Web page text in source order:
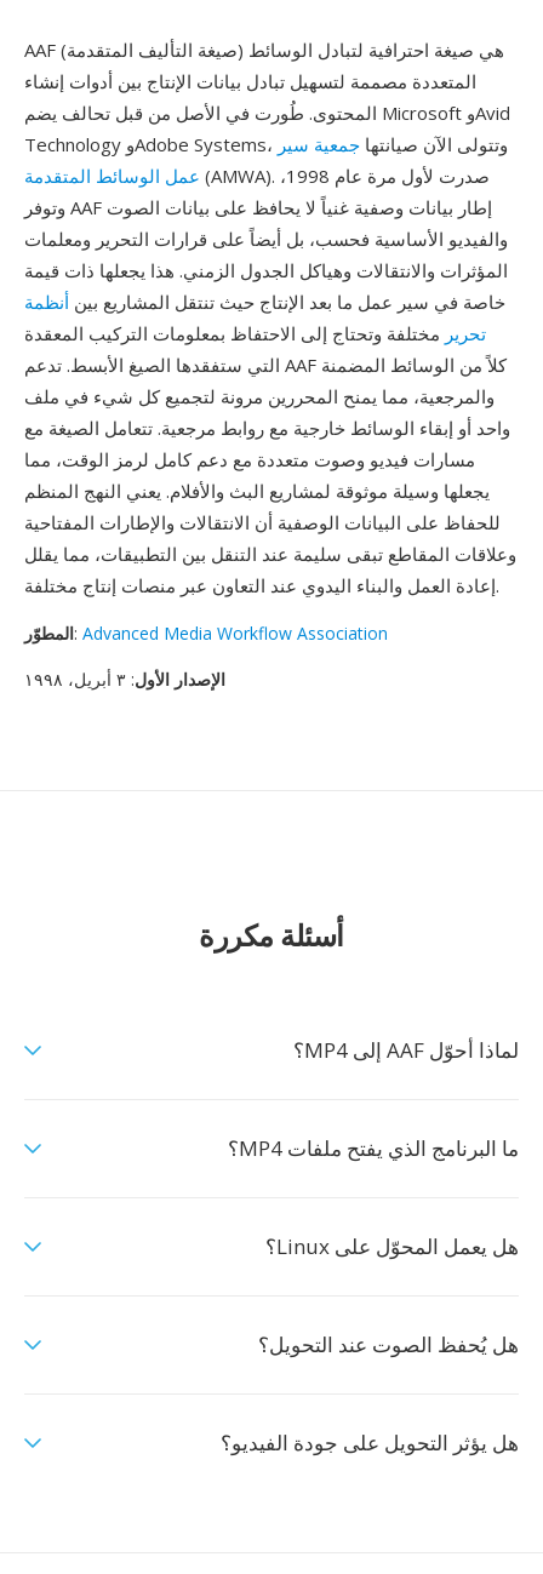
AAF (صيغة التأليف المتقدمة) هي صيغة احترافية لتبادل الوسائط
المتعددة مصممة لتسهيل تبادل بيانات الإنتاج بين أدوات إنشاء
المحتوى. طُورت في الأصل من قبل تحالف يضم Microsoft وAvid
Technology وAdobe Systems، وتتولى الآن صيانتها جمعية سير
عمل الوسائط المتقدمة (AMWA). صدرت لأول مرة عام 1998،
وتوفر AAF إطار بيانات وصفية غنياً لا يحافظ على بيانات الصوت
والفيديو الأساسية فحسب، بل أيضاً على قرارات التحرير ومعلمات
المؤثرات والانتقالات وهياكل الجدول الزمني. هذا يجعلها ذات قيمة
خاصة في سير عمل ما بعد الإنتاج حيث تنتقل المشاريع بين أنظمة
تحرير مختلفة وتحتاج إلى الاحتفاظ بمعلومات التركيب المعقدة
التي ستفقدها الصيغ الأبسط. تدعم AAF كلاً من الوسائط المضمنة
والمرجعية، مما يمنح المحررين مرونة لتجميع كل شيء في ملف
واحد أو إبقاء الوسائط خارجية مع روابط مرجعية. تتعامل الصيغة مع
مسارات فيديو وصوت متعددة مع دعم كامل لرمز الوقت، مما
يجعلها وسيلة موثوقة لمشاريع البث والأفلام. يعني النهج المنظم
للحفاظ على البيانات الوصفية أن الانتقالات والإطارات المفتاحية
وعلاقات المقاطع تبقى سليمة عند التنقل بين التطبيقات، مما يقلل
إعادة العمل والبناء اليدوي عند التعاون عبر منصات إنتاج مختلفة.
المطوّر: Advanced Media Workflow Association
الإصدار الأول: ٣ أبريل، ١٩٩٨
أسئلة مكررة
لماذا أحوّل AAF إلى MP4؟
ما البرنامج الذي يفتح ملفات MP4؟
هل يعمل المحوّل على Linux؟
هل يُحفظ الصوت عند التحويل؟
هل يؤثر التحويل على جودة الفيديو؟